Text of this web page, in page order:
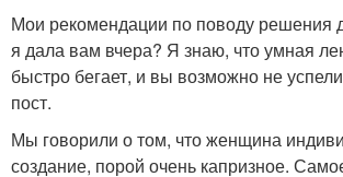
Мои рекомендации по поводу решения
я дала вам вчера? Я знаю, что умная
быстро бегает, и вы возможно не
пост.
Мы говорили о том, что женщина
создание, порой очень капризное.